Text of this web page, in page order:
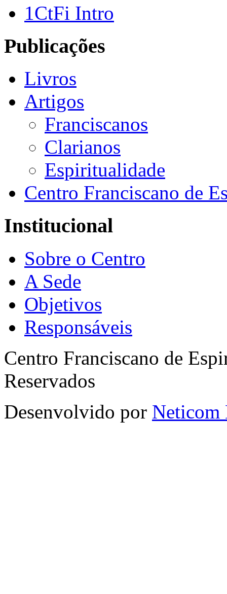
1CtFi Intro
Publicações
Livros
Artigos
Franciscanos
Clarianos
Espiritualidade
Centro Franciscano de
Institucional
Sobre o Centro
A Sede
Objetivos
Responsáveis
Centro Franciscano de
Reservados
Desenvolvido por Neticom